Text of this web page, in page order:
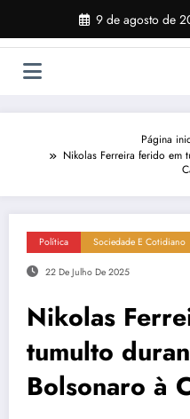
o
9 de agosto de
Página
Nikolas Ferreira ferido em
Política Sociedade E Cotidiano
22 De Julho De 2025
Nikolas
tumulto
Bolsonaro à